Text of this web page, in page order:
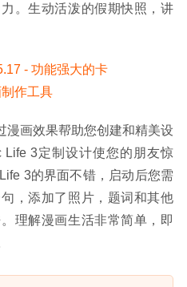
。生动活泼的假期快照，讲
漫画效果帮助您创建和精​​美设
3定制设计使您的朋友惊
3的界面不错，启动后您需
，添加了照片，题词和其他
理解漫画生活非常简单，即